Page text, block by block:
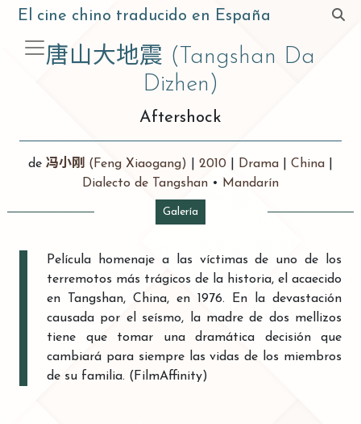
El cine chino traducido en España
唐山大地震 (Tangshan Da
Dizhen)
Aftershock
de 冯小刚 (Feng Xiaogang) 2010 Drama China
Dialecto de Tangshan • Mandarín
Galería
Película homenaje a las víctimas de uno de los
terremotos más trágicos de la historia, el acaecido
en Tangshan, China, en 1976. En la devastación
causada por el seísmo, la madre de dos mellizos
tiene que tomar una dramática decisión que
cambiará para siempre las vidas de los miembros
de su familia. (FilmAffinity)